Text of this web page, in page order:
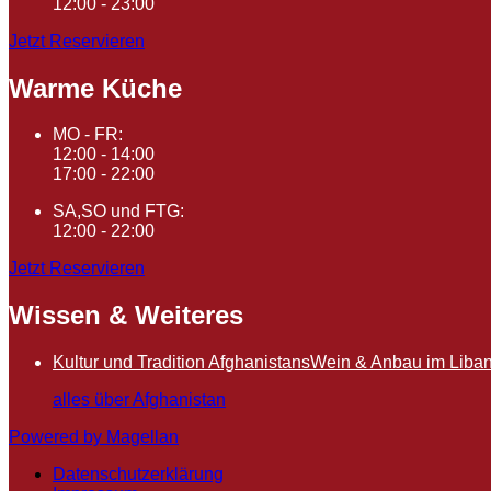
Jetzt Reservieren
Warme Küche
MO - FR:
12:00 - 14:00
17:00 - 22:00
SA,SO und FTG:
12:00 - 22:00
Jetzt Reservieren
Wissen & Weiteres
Kultur und Tradition AfghanistansWein & Anbau im
alles über Afghanistan
Powered by Magellan
Datenschutzerklärung